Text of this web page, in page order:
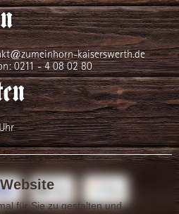
kaiserswerth.de
0211 - 4 08 02 80
für Sie zu gestalten und